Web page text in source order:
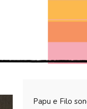
Papu e Filo